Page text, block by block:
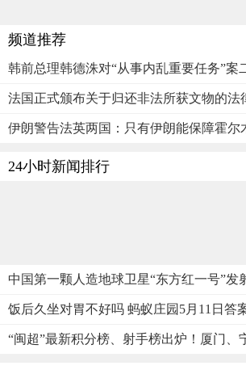
频道推荐
韩前总理韩德洙对“从事内乱重要任务”案
法国正式颁布关于归还非法所获文物的法
伊朗警告法英两国：只有伊朗能保障霍尔
24小时新闻排行
中国第一颗人造地球卫星“东方红一号”发
饭后久坐对胃不好吗 蚂蚁庄园5月11日答
“闽超”最新积分榜、射手榜出炉！厦门、